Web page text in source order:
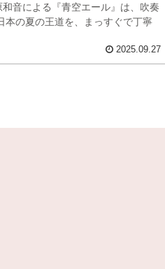
音による『青空エール』は、吹奏
本の夏の王道を、まっすぐで丁寧
2025.09.27